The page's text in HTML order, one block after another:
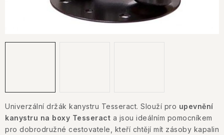
Jak nakupovat
Obchodní podmínky
Podmínky ochrany osobních údajů
Univerzální držák kanystru Tesseract. Slouží pro upevnění
kanystru na boxy Tesseract a jsou ideálním pomocníkem
pro dobrodružné cestovatele, kteří chtějí mít zásoby kapalin